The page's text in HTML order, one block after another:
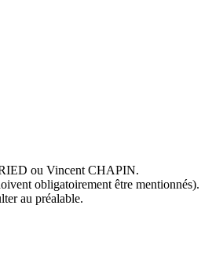
ou Vincent CHAPIN.
obligatoirement être mentionnés).
au préalable.